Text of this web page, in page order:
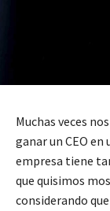
Muchas veces
ganar un CEO
empresa tiene
que quisimos
considerando